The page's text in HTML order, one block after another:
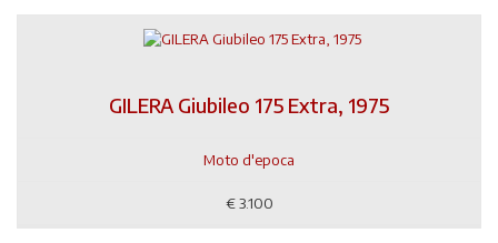
GILERA Giubileo 175 Extra, 1975
Moto d'epoca
€ 3.100